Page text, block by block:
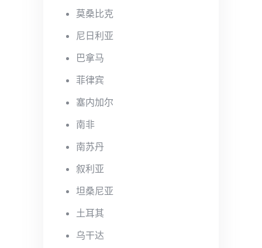
莫桑比克
尼日利亚
巴拿马
菲律宾
塞内加尔
南非
南苏丹
叙利亚
坦桑尼亚
土耳其
乌干达